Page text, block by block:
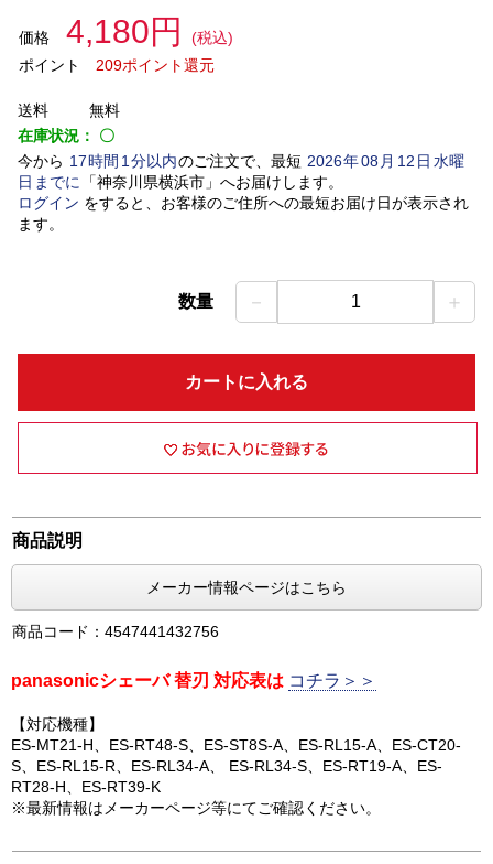
価格 4,180円
(税込)
ポイント
209ポイント還元
送料
無料
在庫状況： 〇
今から 17時間 1 分以内のご注文で、最短 2026年08 月 12 日水曜
日 までに 「神奈川県横浜市」 へお届けします。
ログイン をすると、お客様のご住所への最短お届け日が表示され
ます。
数量 － 1 ＋
カートに入れる
商品説明
メーカー情報ページはこちら
商品コード：4547441432756
panasonicシェーバ 替刃 対応表は コチラ＞＞
【対応機種】
ES-MT21-H、ES-RT48-S、ES-ST8S-A、ES-RL15-A、ES-CT20-
S、ES-RL15-R、ES-RL34-A、 ES-RL34-S、ES-RT19-A、ES-
RT28-H、ES-RT39-K
※最新情報はメーカーページ等にてご確認ください。